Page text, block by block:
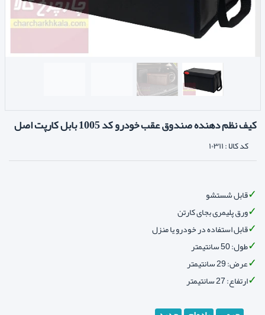
کیف نظم دهنده صندوق عقب خودرو کد 1005 بابل کارپت اصل
کد کالا :۱۰۳۱۱
قابل شستشو
ورق پلیمری بجای کارتن
قابل استفاده در خودرو یا منزل
طول: 50 سانتیمتر
عرض: 29 سانتیمتر
ارتفاع: 27 سانتیمتر